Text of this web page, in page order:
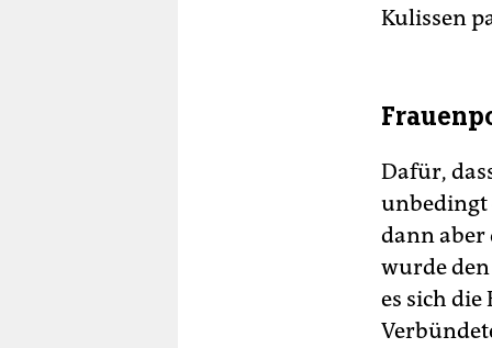
Kulissen
Dafür,
unbedingt
dann aber
wurde
es sich die